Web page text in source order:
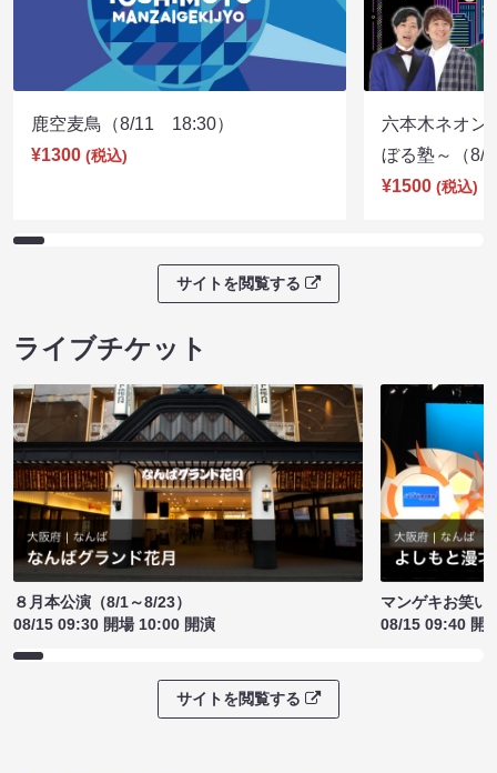
鹿空麦鳥（8/11 18:30）
¥1300 (税込)
六本木ネオン
ぼる塾～（
¥1500 (税込)
サイトを閲覧する
ライブチケット
８月本公演（8/1～8/23）
08/15 09:30 開場 10:00 開演
マンゲキお笑い
08/15 09:40 開
サイトを閲覧する